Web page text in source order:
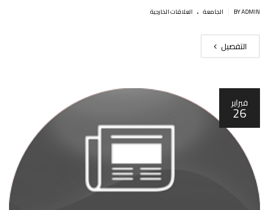
BY ADMIN الجامعة . العلاقات الخارجية
التفصيل
فبراير
26